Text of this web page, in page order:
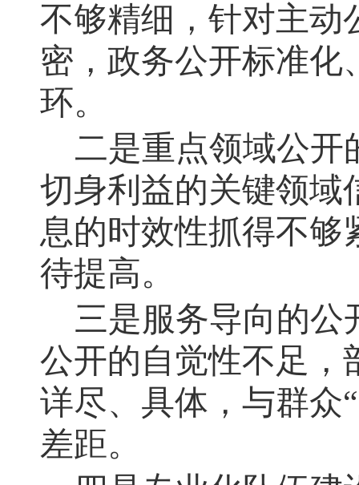
不够精细 ， 针对主动
密，政务公开标准化
环。
二是重点领域公开
切身利益的关键领域
息的时效性抓得不够
待提高。
三是服务导向的公
公开的自觉性不足 ，
详尽、具体，与群众
差距。